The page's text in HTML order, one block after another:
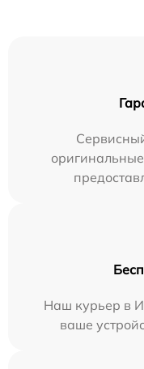
Наш курьер в
ваше